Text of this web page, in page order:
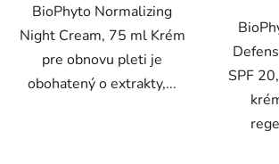
hviezdičiek.
BioPhyto Normalizing
Night Cream, 75 ml Krém
pre obnovu pleti je
obohatený o extrakty,...
SPF